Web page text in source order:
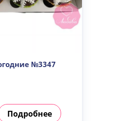
№3347
Подробнее